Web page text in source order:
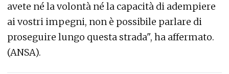
avete né la volontà né la capacità di adempiere
ai vostri impegni, non è possibile parlare di
proseguire lungo questa strada", ha affermato.
(ANSA).